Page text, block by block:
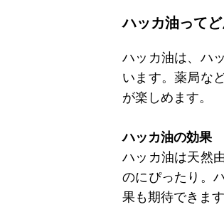
ハッカ油って
ハッカ油は、ハ
います。薬局な
が楽しめます。
ハッカ油の効果
ハッカ油は天然
のにぴったり。
果も期待できま